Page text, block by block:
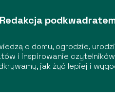
Redakcja
o domu, ogrodzie,
i inspirowanie
jak żyć lepiej i